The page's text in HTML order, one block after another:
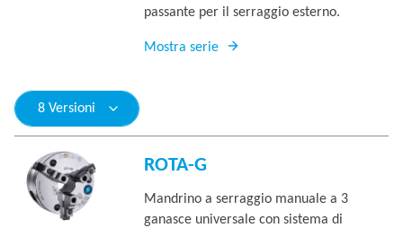
passante per il serraggio esterno.
Mostra serie
8 Versioni
ROTA-G
Mandrino a serraggio manuale a 3
ganasce universale con sistema di